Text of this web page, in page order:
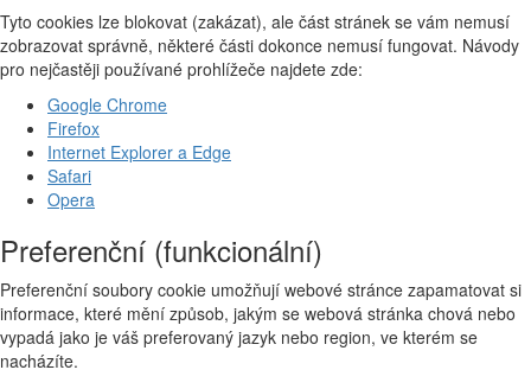
Tyto cookies lze blokovat (zakázat), ale část stránek se vám nemusí
zobrazovat správně, některé části dokonce nemusí fungovat. Návody
pro nejčastěji používané prohlížeče najdete zde:
Google Chrome
Firefox
Internet Explorer a Edge
Safari
Opera
Preferenční (funkcionální)
Preferenční soubory cookie umožňují webové stránce zapamatovat si
informace, které mění způsob, jakým se webová stránka chová nebo
vypadá jako je váš preferovaný jazyk nebo region, ve kterém se
nacházíte.